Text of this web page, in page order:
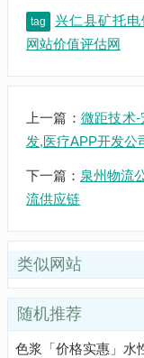
tag 兴仁县矿托
网站价值评估网
上一篇： 微距技术
发,医疗APP开发公
下一篇： 泉州物流
流供应链
类似网站
随机推荐